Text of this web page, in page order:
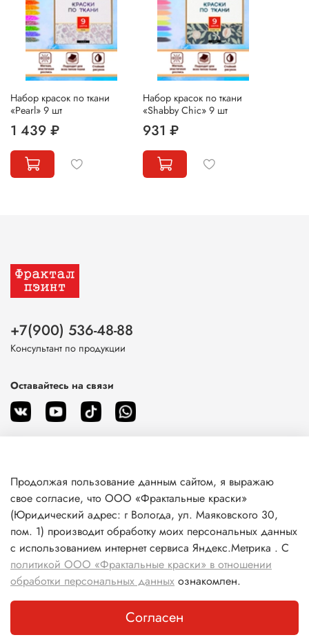
Набор красок по ткани
«Pearl» 9 шт
1 439 ₽
Набор красок по ткани
«Shabby Chic» 9 шт
931 ₽
О магазине
Клиентам
Информация
+7(900) 536-48-88
Консультант по продукции
Оставайтесь на связи
Продолжая пользование данным сайтом, я выражаю
свое согласие, что ООО «Фрактальные краски»
(Юридический адрес: г Вологда, ул. Маяковского 30,
пом. 1) производит обработку моих персональных данных
с использованием интернет сервиса Яндекс.Метрика . С
политикой ООО «Фрактальные краски» в отношении
обработки персональных данных ознакомлен.
Согласен